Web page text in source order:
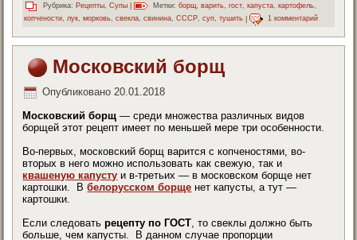
Рубрика: Рецепты ,Супы Метки: борщ ,варить ,гост ,капуста ,картофель
копчености,лук,морковь,свекла,свинина,СССР,суп,тушить | 1 комментарий
Московский борщ
Опубликовано 20.01.2018
Московский борщ — среди множества различных видов
борщей этот рецепт имеет по меньшей мере три особенности.
Во-первых, московский борщ варится с копченостями, во-
вторых в него можно использовать как свежую, так и
квашеную капусту и в-третьих — в московском борще нет
картошки. Вбелорусском борще нет капусты, а тут —
картошки.
Если следоватьрецепту по ГОСТ, то свеклы должно быть
больше, чем капусты. В данном случае пропорции